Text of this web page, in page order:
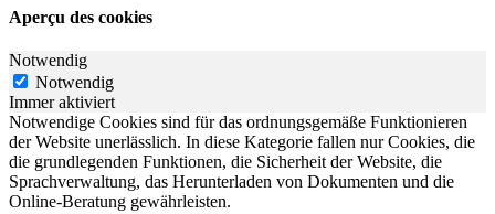
Aperçu des cookies
Notwendig
Notwendig
Immer aktiviert
Notwendige Cookies sind für das ordnungsgemäße Funktionieren
der Website unerlässlich. In diese Kategorie fallen nur Cookies, die
die grundlegenden Funktionen, die Sicherheit der Website, die
Sprachverwaltung, das Herunterladen von Dokumenten und die
Online-Beratung gewährleisten.